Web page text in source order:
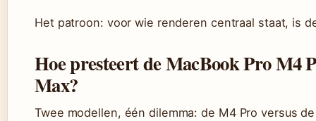
Het patroon: voor wie renderen centraal staat, is
Hoe presteert de MacBook Pro M4
Max?
Twee modellen, één dilemma: de M4 Pro versus